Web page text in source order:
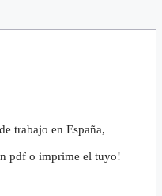
trabajo en España,
pdf o imprime el tuyo!